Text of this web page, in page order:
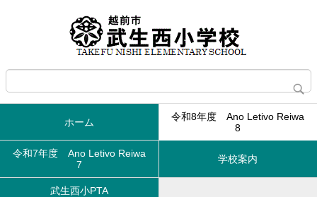
ホーム
令和8年度 Ano Letivo Reiwa
8
令和7年度 Ano Letivo Reiwa
7
学校案内
武生西小PTA